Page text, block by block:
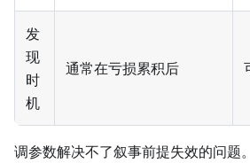
发
现
时
机
通常在亏损累积后
调参数解决不了叙事前提失效的问题